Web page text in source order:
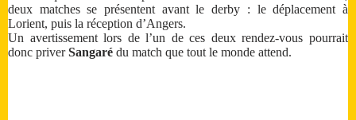
deux matches se présentent avant le derby : le déplacement à
Lorient, puis la réception d’Angers.
Un avertissement lors de l’un de ces deux rendez-vous pourrait
donc priverSangaré du match que tout le monde attend.